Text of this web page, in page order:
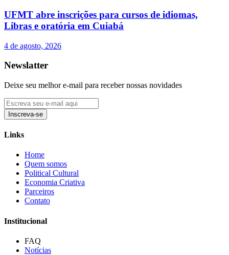
UFMT abre inscrições para cursos de idiomas,
Libras e oratória em Cuiabá
4 de agosto, 2026
Newslatter
Deixe seu melhor e-mail para receber nossas novidades
Inscreva-se
Links
Home
Quem somos
Political Cultural
Economia Criativa
Parceiros
Contato
Institucional
FAQ
Notícias